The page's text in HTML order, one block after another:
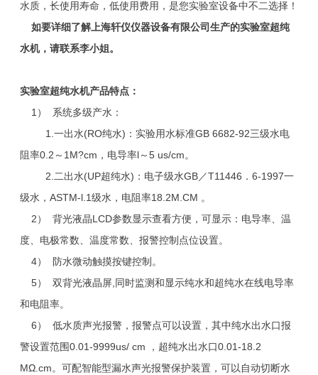
水质，长使用寿命，低使用费用，是您实验室设备中不二选择！
如要详细了解上海轩仪仪器设备有限公司生产的实验室超纯
水机，请联系李小姐。
实验室超纯水机产品特点：
1） 系统多级产水：
1.一出水(RO纯水)：实验用水标准GB 6682-92三级水电
阻率0.2～1M?cm，电导率l～5 us/cm。
2.二出水(UP超纯水)：电子级水GB／T11446．6-1997一
级水，ASTM-l.1级水，电阻率18.2M.CM 。
2） 背光液晶LCD参数显示查看方便，可显示：电导率、温
度、电极常数、温度常数、报警控制点位设置。
4） 防水微动触摸按键控制。
5） 双背光液晶屏,同时监测和显示纯水和超纯水在线电导率
和电阻率。
6） 低水质声光报警，报警点可以设置，其中纯水出水口报
警设置范围0.01-9999us/ cm ，超纯水出水口0.01-18.2
MΩ.cm。可配智能型漏水声光报警保护装置，可以自动切断水